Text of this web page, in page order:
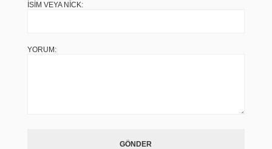
İSIM VEYA NICK:
YORUM:
GÖNDER